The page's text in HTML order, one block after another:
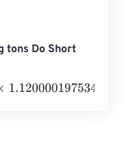
tons Do Short
=